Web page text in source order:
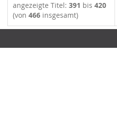
angezeigte Titel: 391 bis 420
(von 466 insgesamt)